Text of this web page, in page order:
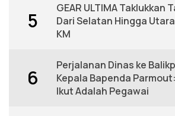
5
GEAR ULTIMA Taklukkan
Dari Selatan Hingga
KM
6
Perjalanan Dinas ke
Kepala Bapenda
Ikut Adalah Pegawai